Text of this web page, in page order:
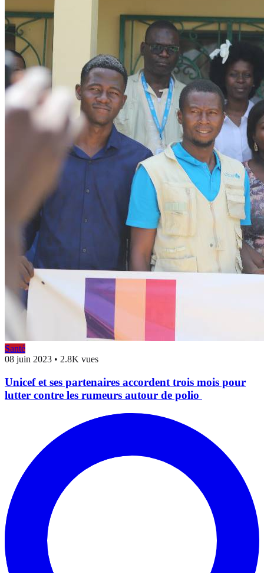
Santé
08 juin 2023 • 2.8K vues
Unicef et ses partenaires accordent trois mois pour
lutter contre les rumeurs autour de polio